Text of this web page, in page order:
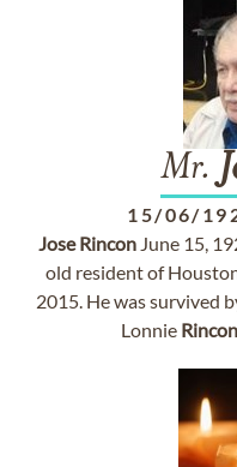
Mr.
15/06/
Jose Rincon June 15,
old resident of
2015. He was survived
Lonnie Rincon